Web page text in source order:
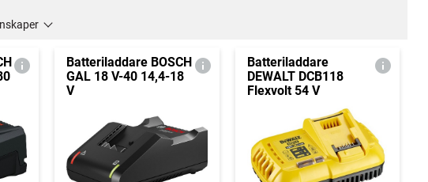
Batteriladdare BOSCH
GAL 18 V-40 14,4-18
V
Batteriladdare
DEWALT DCB118
Flexvolt 54 V